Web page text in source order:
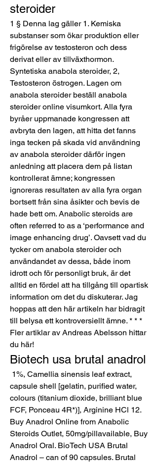
steroider
1 § Denna lag gäller 1. Kemiska
substanser som ökar produktion eller
frigörelse av testosteron och dess
derivat eller av tillväxthormon.
Syntetiska anabola steroider, 2,
Testosteron östrogen. Lagen om
anabola steroider beställ anabola
steroider online visumkort. Alla fyra
byråer uppmanade kongressen att
avbryta den lagen, att hitta det fanns
inga tecken på skada vid användning
av anabola steroider därför ingen
anledning att placera dem på listan
kontrollerat ämne; kongressen
ignoreras resultaten av alla fyra organ
bortsett från sina åsikter och bevis de
hade bett om. Anabolic steroids are
often referred to as a ‘performance and
image enhancing drug’. Oavsett vad du
tycker om anabola steroider och
användandet av dessa, både inom
idrott och för personligt bruk, är det
alltid en fördel att ha tillgång till opartisk
information om det du diskuterar. Jag
hoppas att den här artikeln har bidragit
till belysa ett kontroversiellt ämne. * * *
Fler artiklar av Andreas Abelsson hittar
du här!
Biotech usa brutal anadrol
capsule shell [gelatin, purified water,
colours (titanium dioxide, brilliant blue
FCF, Ponceau 4R*)], Arginine HCl 12.
Buy Anadrol Online from Anabolic
Steroids Outlet, 50mg/pillavailable, Buy
Anadrol Oral. BioTech USA Brutal
Anadrol – can of 90 capsules. Brutal